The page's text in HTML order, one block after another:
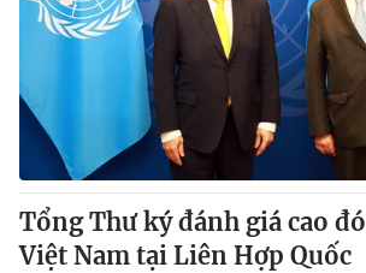
Tổng Thư ký đánh giá cao
Việt Nam tại Liên Hợp Quốc